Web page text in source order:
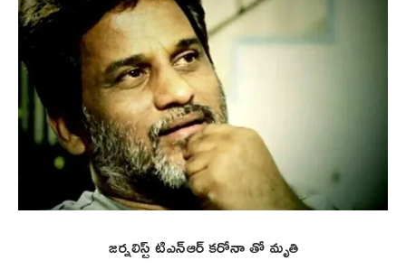
జర్నలిస్ట్ టి‌ఎన్‌ఆర్ కరోనా తో మృతి